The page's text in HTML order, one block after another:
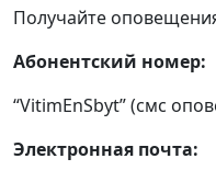
Получайте
Абонентский номер:
“VitimEnSbyt” (смс
Электронная почта: